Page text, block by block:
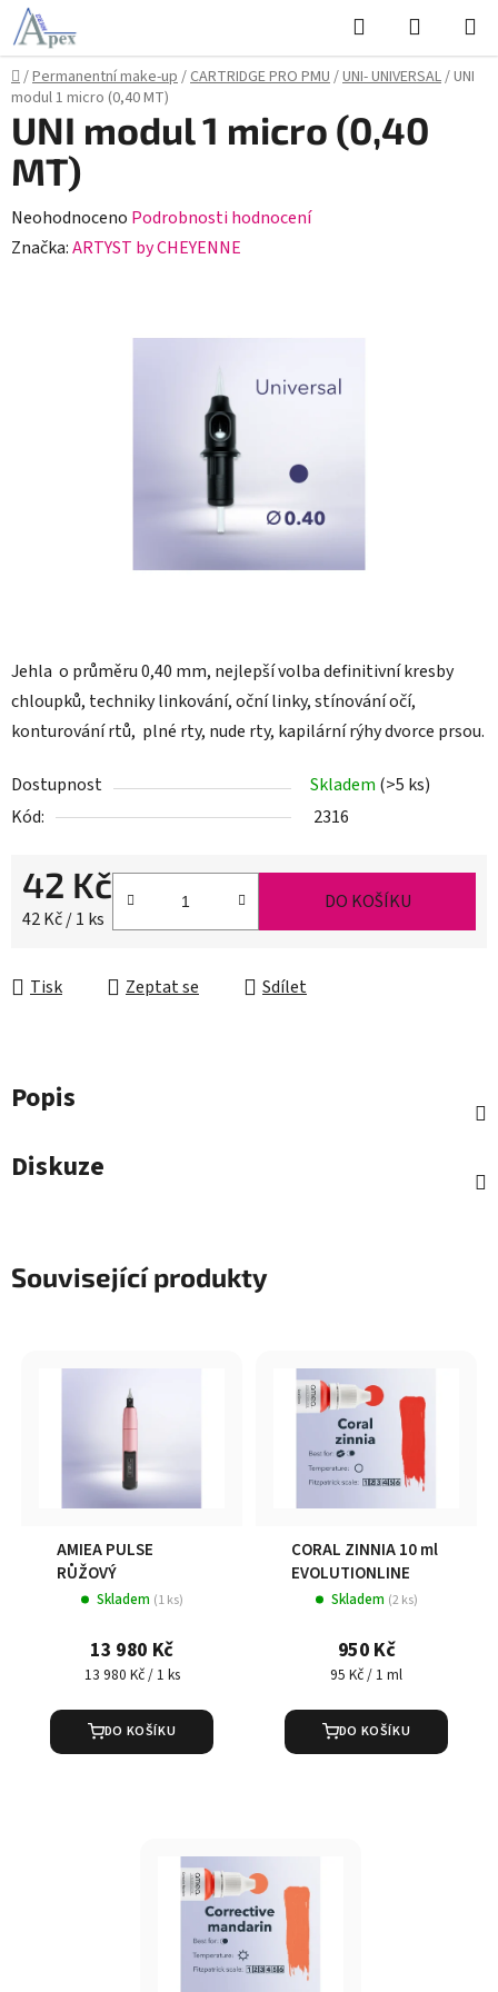
Přejít
na
obsah
Hledat
KOŠÍK
Domů
/Permanentní make-up/CARTRIDGE PRO PMU/UNI- UNIVERSAL/UNI
modul 1 micro (0,40 MT)
Jehla o průměru 0,40 mm, nejlepší volba definitivní kresby
chloupků, techniky linkování, oční linky, stínování očí,
konturování rtů, plné rty, nude rty, kapilární rýhy dvorce prsou.
Dostupnost Skladem (>5 ks)
Kód:
2316
42 Kč
Měrná cena:
42 Kč / 1 ks
DO KOŠÍKU
Tisk Zeptat se Sdílet
UNI modul 1 micro (0,40
MT)
Průměrné
hodnocení
Neohodnoceno Podrobnosti hodnocení
Značka:ARTYST by CHEYENNE
Popis
Diskuze
Související produkty
AMIEA PULSE
RŮŽOVÝ
Skladem (1 ks)
13 980 Kč
Měrná
13 980 Kč / 1 ks
DO KOŠÍKU
CORAL ZINNIA 10 ml
EVOLUTIONLINE
Skladem (2 ks)
950 Kč
Měrná
95 Kč / 1 ml
DO KOŠÍKU